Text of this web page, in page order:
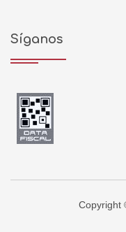
Síganos
Copyright